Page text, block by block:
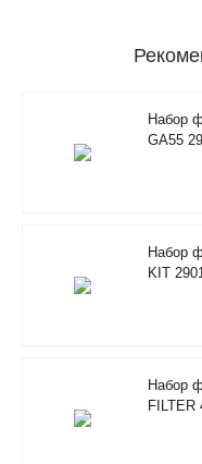
Набор
GA55
Набор
KIT
Набор
FILTER